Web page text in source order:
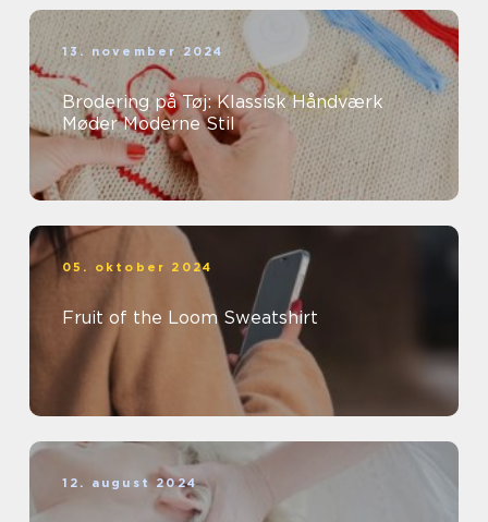
13. november 2024
Brodering på Tøj: Klassisk Håndværk
Møder Moderne Stil
05. oktober 2024
Fruit of the Loom Sweatshirt
12. august 2024